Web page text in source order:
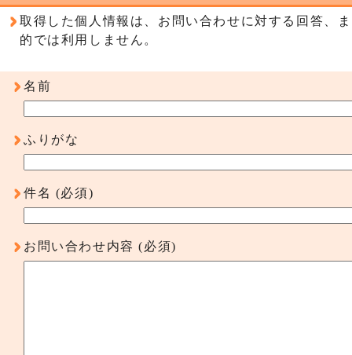
取得した個人情報は、お問い合わせに対する回答、
的では利用しません。
名前
ふりがな
件名 (必須)
お問い合わせ内容 (必須)